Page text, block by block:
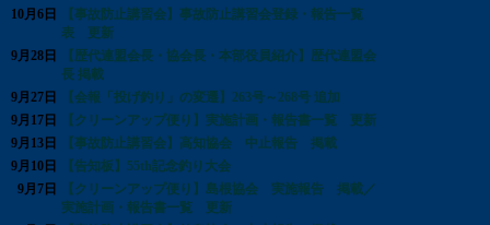
10月6日
【事故防止講習会】事故防止講習会登録・報告一覧
表 更新
9月28日
【歴代連盟会長・協会長・本部役員紹介】歴代連盟会
長 掲載
9月27日
【会報「投げ釣り」の変遷】263号～268号 追加
9月17日
【クリーンアップ便り】実施計画・報告書一覧 更新
9月13日
【事故防止講習会】高知協会 中止報告 掲載
9月10日
【告知板】55th記念釣り大会
9月7日
【クリーンアップ便り】島根協会 実施報告 掲載／
実施計画・報告書一覧 更新